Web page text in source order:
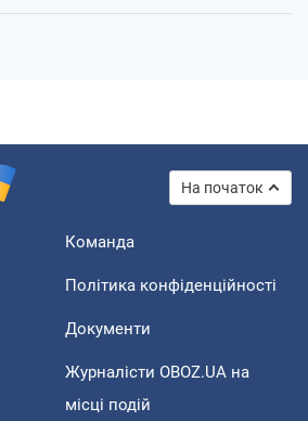
На початок
Команда
Політика конфіденційності
Документи
Журналісти OBOZ.UA на
місці подій